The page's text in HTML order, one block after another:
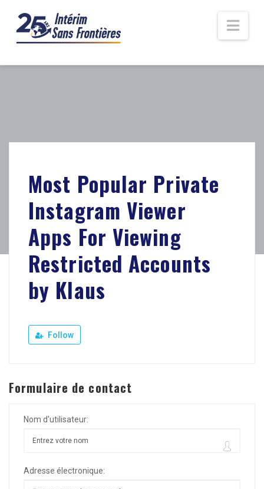
Most Popular Private
Instagram Viewer
Apps For Viewing
Restricted Accounts
by Klaus
Follow
Formulaire de contact
Nom d'utilisateur:
Adresse électronique: